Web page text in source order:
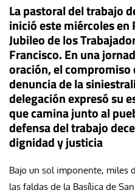
La pastoral del trabajo
inició este miércoles en
Jubileo de los
Francisco. En una
oración, el
denuncia de la
delegación expresó su
que camina junto al
defensa del trabajo
dignidad y justicia
Bajo un sol imponente, miles
las faldas de la Basílica de